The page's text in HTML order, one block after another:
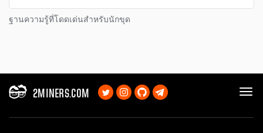
ฐานความรู้ที่โดดเด่นสำหรับนักขุด
2MINERS.COM